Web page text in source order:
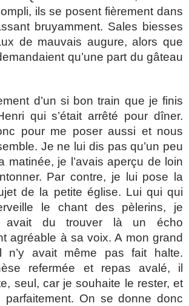
ils se posent fièrement dans
bruyamment. Sales biesses
de mauvais augure, alors que
qu’une part du gâteau
d’un si bon train que je finis
qui s’était arrêté pour dîner.
pour me poser aussi et nous
Je ne lui dis pas qu’un peu
matinée, je l’avais aperçu de loin
Par contre, je lui pose la
de la petite église. Lui qui qui
le chant des pèlerins, je
avait du trouver là un écho
agréable à sa voix. A mon grand
n’y avait même pas fait halte.
refermée et repas avalé, il
seul, car je souhaite le rester, et
parfaitement. On se donne donc